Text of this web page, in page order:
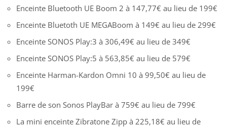
Enceinte Bluetooth UE Boom 2 à 147,77€ au lieu de 199€
Enceinte Bluetoth UE MEGABoom à 149€ au lieu de 299€
Enceinte SONOS Play:3 à 306,49€ au lieu de 349€
Enceinte SONOS Play:5 à 563,85€ au lieu de 579€
Enceinte Harman-Kardon Omni 10 à 99,50€ au lieu de
199€
Barre de son Sonos PlayBar à 759€ au lieu de 799€
La mini enceinte Zibratone Zipp à 225,18€ au lieu de